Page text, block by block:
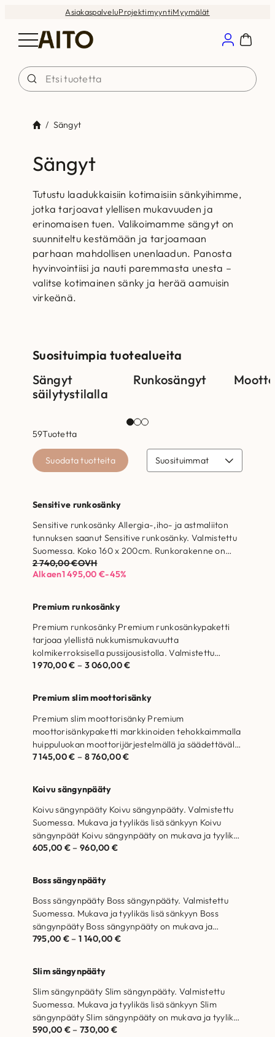
AsiakaspalveluProjektimyyntiMyymälät
/ Sängyt
Sängyt
Tutustu laadukkaisiin kotimaisiin sänkyihimme,
jotka tarjoavat ylellisen mukavuuden ja
erinomaisen tuen. Valikoimamme sängyt on
suunniteltu kestämään ja tarjoamaan
parhaan mahdollisen unenlaadun. Panosta
hyvinvointiisi ja nauti paremmasta unesta –
valitse kotimainen sänky ja herää aamuisin
virkeänä.
Suosituimpia tuotealueita
Sängyt
säilytystilalla
Runkosängyt
59Tuotetta
Suodata tuotteita
Sensitive runkosänky
Sensitive runkosänky Allergia-,iho- ja astmaliiton
tunnuksen saanut Sensitive runkosänky. Valmistettu
Suomessa. Koko 160 x 200cm. Runkorakenne on
valmistettu massiivipuusta ja…
2 740,00€OVH
Alkaen1 495,00€-45%
Premium runkosänky
Premium runkosänky Premium runkosänkypaketti
tarjoaa ylellistä nukkumismukavuutta
kolmikerroksisella pussijousistolla. Valmistettu
Suomessa. Runkorakenne on valmistettu
yksittäispakattu pussijousisto Hengittävät,…
1 970,00€ – 3 060,00€
Premium slim moottorisänky
Premium slim moottorisänky Premium
moottorisänkypaketti markkinoiden tehokkaimmalla
huippuluokan moottorijärjestelmällä ja säädettävällä
joustosälepohjalla. Valmistettu Suomessa.
7 145,00€ – 8 760,00€
Koivu sängynpääty
Koivu sängynpääty Koivu sängynpääty. Valmistettu
Suomessa. Mukava ja tyylikäs lisä sänkyyn Koivu
sängynpäät Koivu sängynpääty on mukava ja tyylikäs
lisä…
605,00 €– 960,00 €
Boss sängynpääty
Boss sängynpääty Boss sängynpääty. Valmistettu
Suomessa. Mukava ja tyylikäs lisä sänkyyn Boss
sängynpääty Boss sängynpääty on mukava ja
tyylikäs lisä…
795,00 €– 1 140,00 €
Slim sängynpääty
Slim sängynpääty Slim sängynpääty. Valmistettu
Suomessa. Mukava ja tyylikäs lisä sänkyyn Slim
sängynpääty Slim sängynpääty on mukava ja tyylikäs
lisä…
590,00 €– 730,00 €